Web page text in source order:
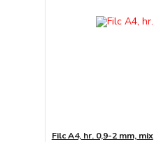
Filc A4, hr. 0,9-2 mm, mix